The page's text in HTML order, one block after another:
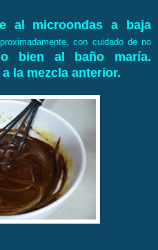
al microondas a baja
con cuidado de no
bien al baño maría.
la mezcla anterior.